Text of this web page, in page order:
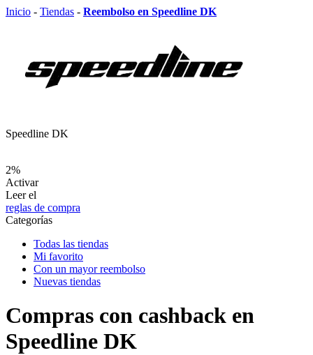
Inicio - Tiendas - Reembolso en Speedline DK
Speedline DK
2%
Activar
Leer el
reglas de compra
Categorías
Todas las tiendas
Mi favorito
Con un mayor reembolso
Nuevas tiendas
Compras con cashback en
Speedline DK